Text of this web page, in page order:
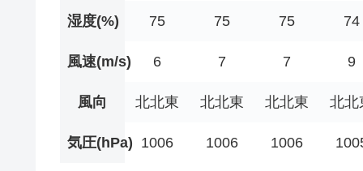
湿度(%) 75 75 75 74
風速(m/s) 6 7 7 9
風向 北北東 北北東 北北東 北北
気圧(hPa) 1006 1006 1006